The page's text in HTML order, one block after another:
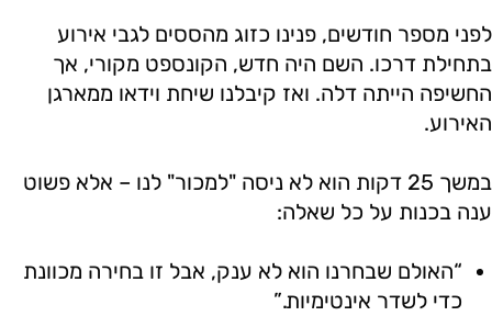
לפני מספר חודשים, פנינו כזוג מהססים לגבי אירוע
בתחילת דרכו. השם היה חדש, הקונספט מקורי, אך
החשיפה הייתה דלה. ואז קיבלנו שיחת וידאו ממארגן
האירוע.
במשך 25 דקות הוא לא ניסה "למכור" לנו – אלא פשוט
ענה בכנות על כל שאלה:
“האולם שבחרנו הוא לא ענק, אבל זו בחירה מכוונת
כדי לשדר אינטימיות.”